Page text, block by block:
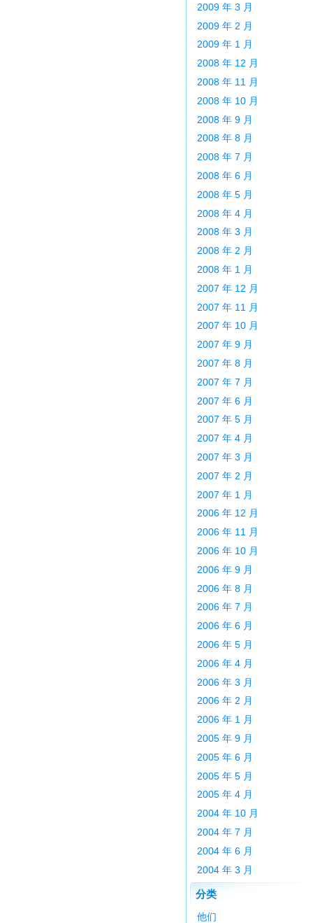
2009 年 3 月
2009 年 2 月
2009 年 1 月
2008 年 12 月
2008 年 11 月
2008 年 10 月
2008 年 9 月
2008 年 8 月
2008 年 7 月
2008 年 6 月
2008 年 5 月
2008 年 4 月
2008 年 3 月
2008 年 2 月
2008 年 1 月
2007 年 12 月
2007 年 11 月
2007 年 10 月
2007 年 9 月
2007 年 8 月
2007 年 7 月
2007 年 6 月
2007 年 5 月
2007 年 4 月
2007 年 3 月
2007 年 2 月
2007 年 1 月
2006 年 12 月
2006 年 11 月
2006 年 10 月
2006 年 9 月
2006 年 8 月
2006 年 7 月
2006 年 6 月
2006 年 5 月
2006 年 4 月
2006 年 3 月
2006 年 2 月
2006 年 1 月
2005 年 9 月
2005 年 6 月
2005 年 5 月
2005 年 4 月
2004 年 10 月
2004 年 7 月
2004 年 6 月
2004 年 3 月
分类
他们